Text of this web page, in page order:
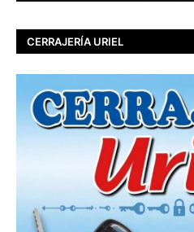
CERRAJERÍA URIEL